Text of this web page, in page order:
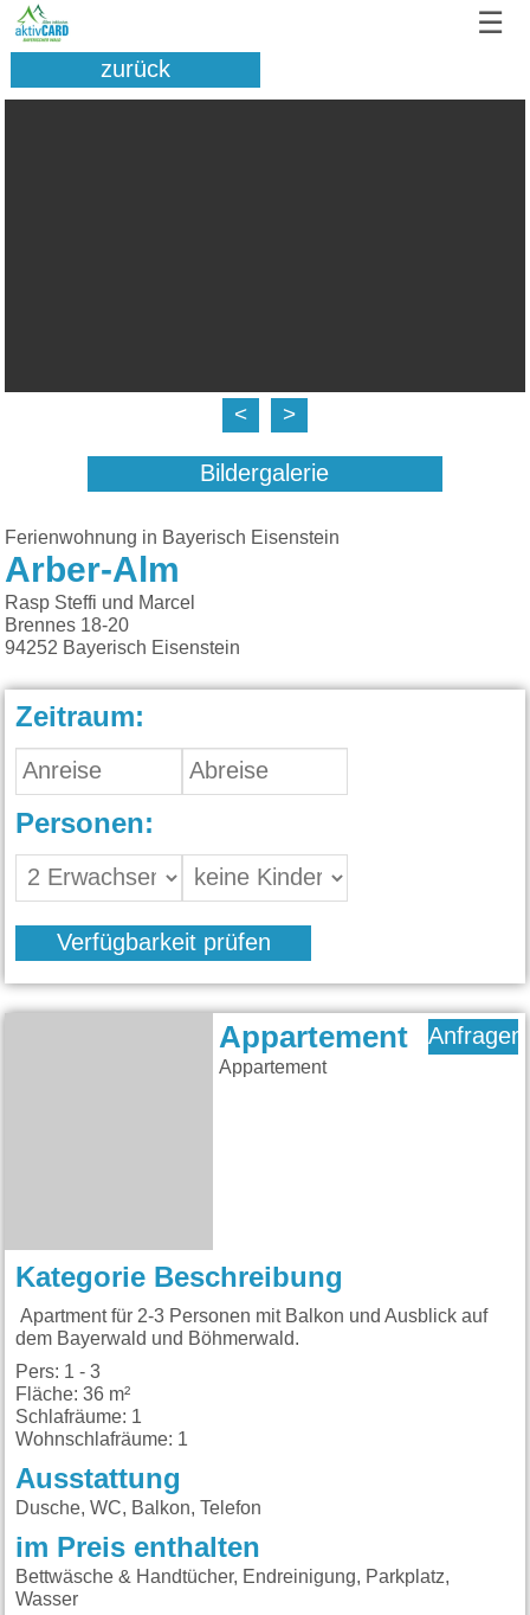
☰
zurück
< >
Bildergalerie
Ferienwohnung in Bayerisch Eisenstein
Arber-Alm
Rasp Steffi und Marcel
Brennes 18-20
94252 Bayerisch Eisenstein
Zeitraum:
Personen:
Verfügbarkeit prüfen
Appartement
Appartement
Anfragen
Kategorie Beschreibung
Apartment für 2-3 Personen mit Balkon und Ausblick auf
dem Bayerwald und Böhmerwald.
Pers: 1 - 3
Fläche: 36 m²
Schlafräume: 1
Wohnschlafräume: 1
Ausstattung
Dusche, WC, Balkon, Telefon
im Preis enthalten
Bettwäsche & Handtücher, Endreinigung, Parkplatz,
Wasser